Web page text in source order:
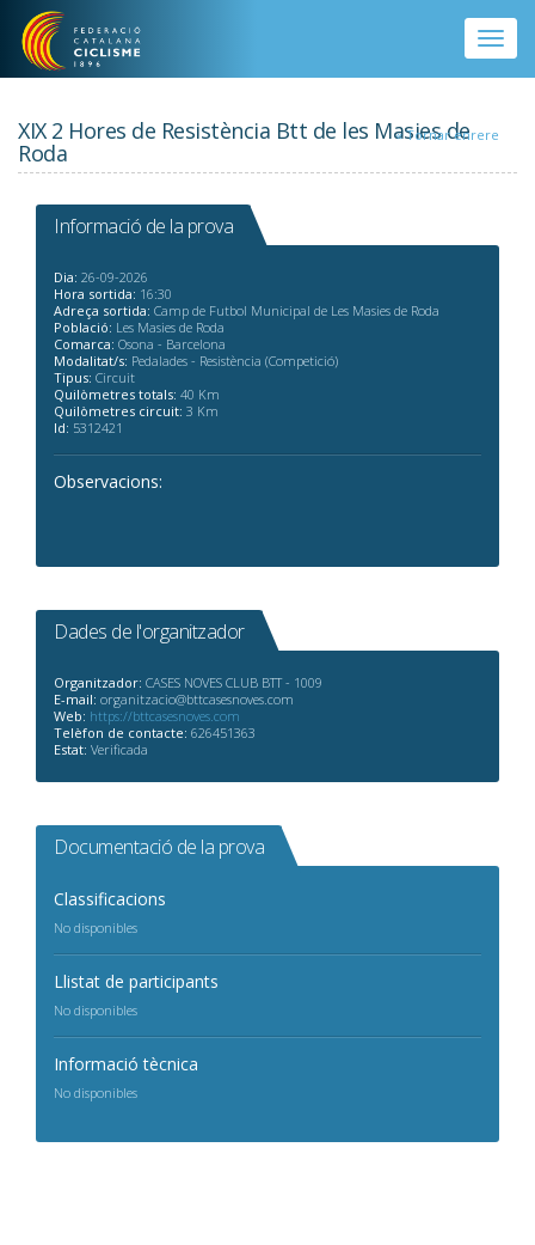
Vés al contingut
Toggle
XIX 2 Hores de Resistència Btt de les Masies de
Roda
Informació de la prova
Dia: 26-09-2026
Hora sortida: 16:30
Adreça sortida: Camp de Futbol Municipal de Les Masies de Roda
Població: Les Masies de Roda
Comarca: Osona - Barcelona
Modalitat/s: Pedalades - Resistència (Competició)
Tipus: Circuit
Quilòmetres totals: 40 Km
Quilòmetres circuit: 3 Km
Id: 5312421
Observacions:
Dades de l'organitzador
Organitzador: CASES NOVES CLUB BTT - 1009
E-mail: organitzacio@bttcasesnoves.com
Web: https://bttcasesnoves.com
Telèfon de contacte: 626451363
Estat: Verificada
Documentació de la prova
Classificacions
No disponibles
Llistat de participants
No disponibles
Informació tècnica
No disponibles
« Tornar enrere